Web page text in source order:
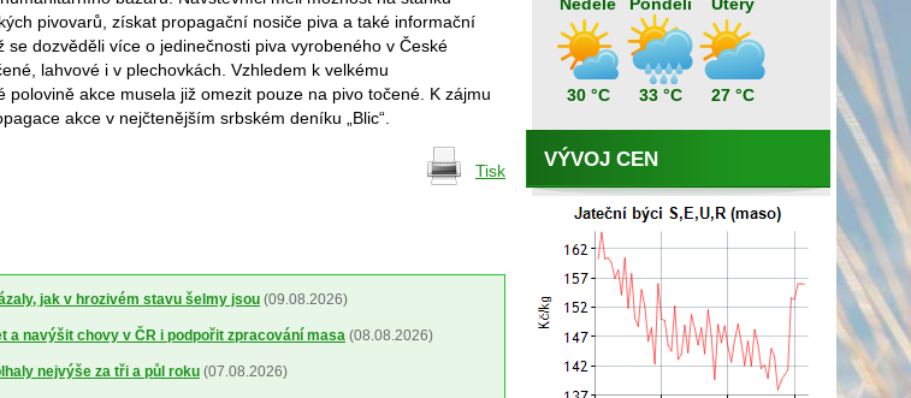
pivovarů, získat propagační nosiče piva a také informační
dozvěděli více o jedinečnosti piva vyrobeného v České
lahvové i v plechovkách. Vzhledem k velkému
akce musela již omezit pouze na pivo točené. K zájmu
akce v nejčtenějším srbském deníku „Blic“.
Tisk
jak v hrozivém stavu šelmy jsou (09.08.2026)
a navýšit chovy v ČR i podpořit zpracování masa (08.08.2026)
nejvýše za tři a půl roku (07.08.2026)
30 °C 33 °C 27 °C
VÝVOJ CEN